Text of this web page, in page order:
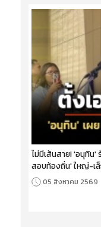
ไม่มีเส้นสาย! 'อนุทิน'
สอบท้องถิ่น' ใหญ่-เ
05 สิงหาคม 2569